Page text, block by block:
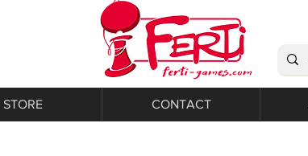
STORE CONTACT